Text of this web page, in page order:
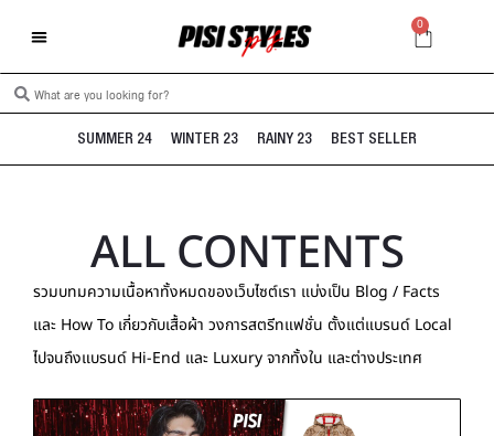
0
SUMMER 24 WINTER 23 RAINY 23 BEST SELLER
ALL CONTENTS
รวมบทมความเนื้อหาทั้งหมดของเว็บไซต์เรา แบ่งเป็น Blog / Facts
และ How To เกี่ยวกับเสื้อผ้า วงการสตรีทแฟชั่น ตั้งแต่แบรนด์ Local
ไปจนถึงแบรนด์ Hi-End และ Luxury จากทั้งใน และต่างประเทศ